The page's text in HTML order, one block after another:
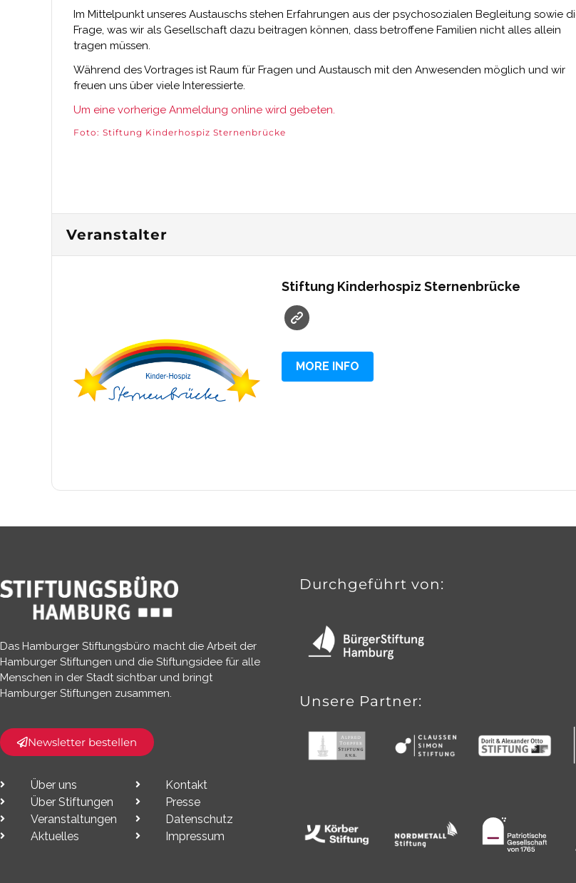
Im Mittelpunkt unseres Austauschs stehen Erfahrungen aus der psychosozialen Begleitung sowie
Frage, was wir als Gesellschaft dazu beitragen können, dass betroffene Familien nicht alles allein
tragen müssen.
Während des Vortrages ist Raum für Fragen und Austausch mit den Anwesenden möglich und wir
freuen uns über viele Interessierte.
Um eine vorherige Anmeldung online wird gebeten.
Foto: Stiftung Kinderhospiz Sternenbrücke
Veranstalter
Stiftung Kinderhospiz Sternenbrücke
MORE INFO
Das Hamburger Stiftungsbüro macht die Arbeit der
Hamburger Stiftungen und die Stiftungsidee für alle
Menschen in der Stadt sichtbar und bringt
Hamburger Stiftungen zusammen.​
Newsletter bestellen
Über uns
Über Stiftungen
Veranstaltungen
Aktuelles
Kontakt
Presse
Datenschutz
Impressum
Durchgeführt von:
Unsere Partner: